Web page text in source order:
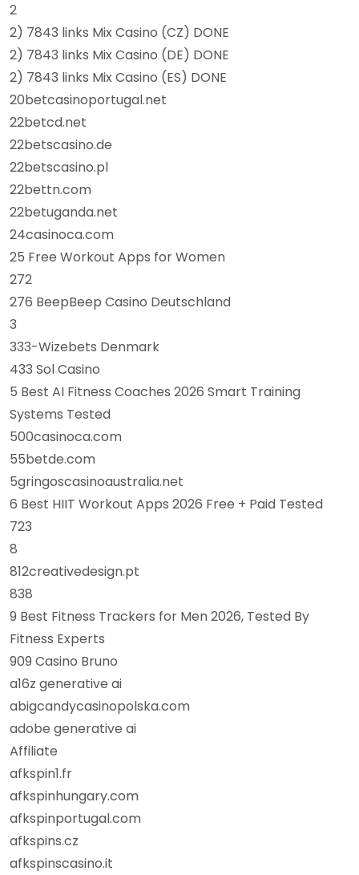
2
2) 7843 links Mix Casino (CZ) DONE
2) 7843 links Mix Casino (DE) DONE
2) 7843 links Mix Casino (ES) DONE
20betcasinoportugal.net
22betcd.net
22betscasino.de
22betscasino.pl
22bettn.com
22betuganda.net
24casinoca.com
25 Free Workout Apps for Women
272
276 BeepBeep Casino Deutschland
3
333-Wizebets Denmark
433 Sol Casino
5 Best AI Fitness Coaches 2026 Smart Training
Systems Tested
500casinoca.com
55betde.com
5gringoscasinoaustralia.net
6 Best HIIT Workout Apps 2026 Free + Paid Tested
723
8
812creativedesign.pt
838
9 Best Fitness Trackers for Men 2026, Tested By
Fitness Experts
909 Casino Bruno
a16z generative ai
abigcandycasinopolska.com
adobe generative ai
Affiliate
afkspin1.fr
afkspinhungary.com
afkspinportugal.com
afkspins.cz
afkspinscasino.it